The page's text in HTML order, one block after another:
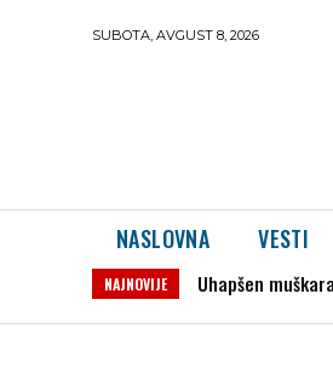
SUBOTA, AVGUST 8, 2026
NASLOVNA VESTI
NAJNOVIJE Uhapšen
Severina iz